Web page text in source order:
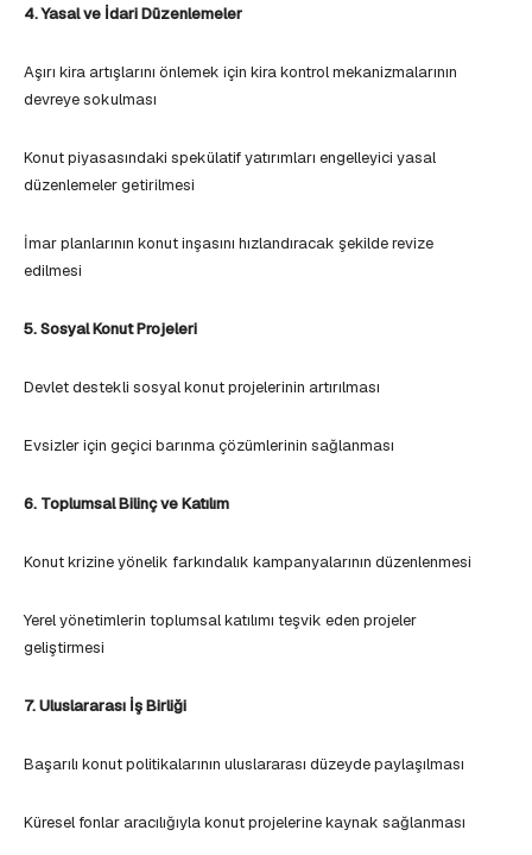
4. Yasal ve İdari Düzenlemeler
Aşırı kira artışlarını önlemek için kira kontrol mekanizmalarının
devreye sokulması
Konut piyasasındaki spekülatif yatırımları engelleyici yasal
düzenlemeler getirilmesi
İmar planlarının konut inşasını hızlandıracak şekilde revize
edilmesi
5. Sosyal Konut Projeleri
Devlet destekli sosyal konut projelerinin artırılması
Evsizler için geçici barınma çözümlerinin sağlanması
6. Toplumsal Bilinç ve Katılım
Konut krizine yönelik farkındalık kampanyalarının düzenlenmesi
Yerel yönetimlerin toplumsal katılımı teşvik eden projeler
geliştirmesi
7. Uluslararası İş Birliği
Başarılı konut politikalarının uluslararası düzeyde paylaşılması
Küresel fonlar aracılığıyla konut projelerine kaynak sağlanması